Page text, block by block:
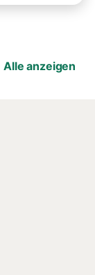
Alle anzeigen